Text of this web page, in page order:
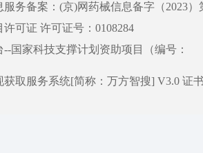
务备案：(京)网药械信息备字（2023）
可证 许可证号：0108284
国家科技支撑计划资助项目（编号：
取服务系统[简称：万方智搜] V3.0 证